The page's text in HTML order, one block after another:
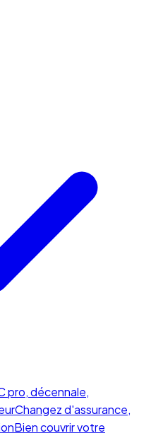
pro, décennale,
Changez d'assurance,
Bien couvrir votre